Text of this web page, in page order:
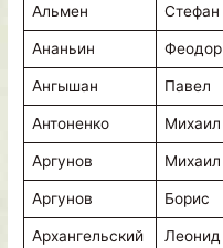
Альмен Стефан
Ананьин Феодор
Ангышан Павел
Антоненко Михаил
Аргунов Михаил
Аргунов Борис
Архангельский Леонид